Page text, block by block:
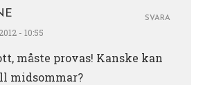
- 10:55
måste provas! Kanske kan
midsommar?
SVARA